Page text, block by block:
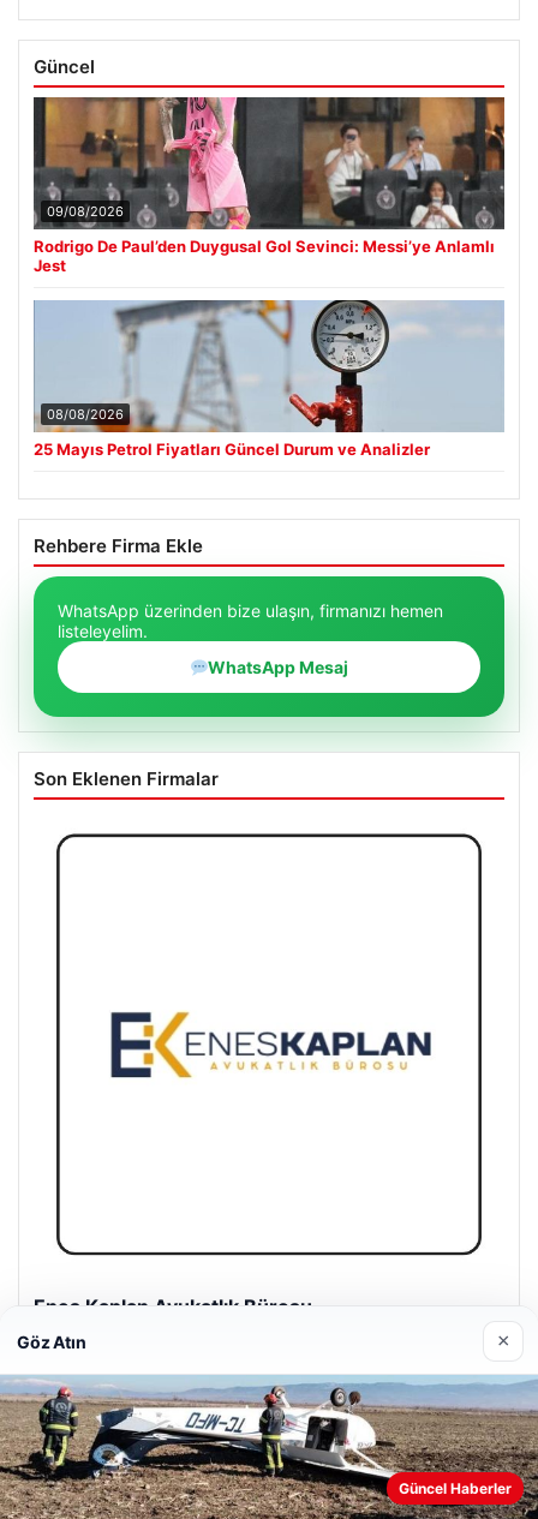
Güncel
09/08/2026
Rodrigo De Paul’den Duygusal Gol Sevinci: Messi’ye Anlamlı
Jest
08/08/2026
25 Mayıs Petrol Fiyatları Güncel Durum ve Analizler
Rehbere Firma Ekle
WhatsApp üzerinden bize ulaşın, firmanızı hemen
listeleyelim.
WhatsApp Mesaj
Son Eklenen Firmalar
Enes Kaplan Avukatlık Bürosu
28/04/2026
Web sitemizi nasıl kullandığınızı daha iyi anlayabilmek,
Göz Atın ×
Güncel Haberler